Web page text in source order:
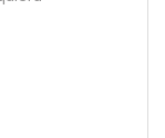
de